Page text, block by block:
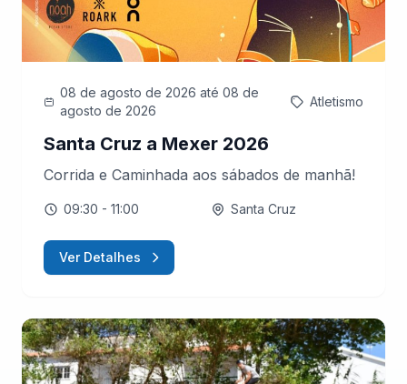
08 de agosto de 2026 até 08 de
agosto de 2026
Atletismo
Santa Cruz a Mexer 2026
Corrida e Caminhada aos sábados de manhã!
09:30 - 11:00 Santa Cruz
Ver Detalhes